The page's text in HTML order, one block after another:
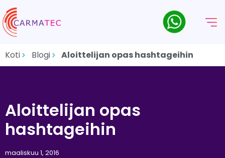
Koti Blogi Aloittelijan opas hashtageihin
Aloittelijan opas
hashtageihin
maaliskuu 1, 2016